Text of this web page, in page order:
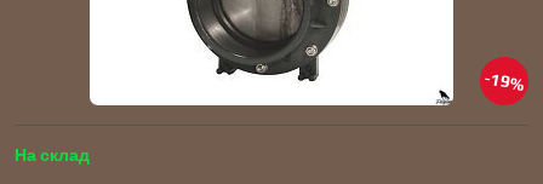
19%
На склад